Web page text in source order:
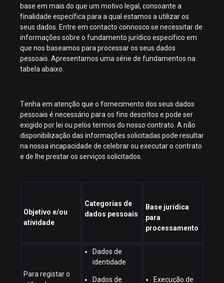
base em mais do que um motivo legal, consoante a
finalidade específica para a qual estamos a utilizar os
seus dados. Entre em contacto connosco se necessitar de
informações sobre o fundamento jurídico específico em
que nos baseamos para processar os seus dados
pessoais. Apresentamos uma série de fundamentos na
tabela abaixo.
Tenha em atenção que o fornecimento dos seus dados
pessoais é necessário para os fins descritos e pode ser
exigido por lei ou pelos termos do nosso contrato. A não
disponibilização das informações solicitadas pode resultar
na nossa incapacidade de celebrar ou executar o contrato
e de lhe prestar os serviços solicitados.
Objetivo e/ou
atividade
Categorias de
dados pessoais
Base jurídica
para
processamento
Para registar o
Dados de
identidade
Dados de Execução de